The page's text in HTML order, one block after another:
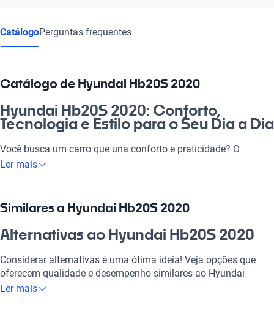
CatálogoPerguntas frequentes
Catálogo de Hyundai Hb20S 2020
Hyundai Hb20S 2020: Conforto,
Tecnologia e Estilo para o Seu Dia a Dia
Você busca um carro que una conforto e praticidade? O
Hyundai Hb20S 2020 é a escolha perfeita para quem deseja
a dia quanto para viagens com a família nos fins de semana.
Com um motor eficiente e segurança de ponta, o Hyundai
Hb20S 2020 é a opção certa para quem valoriza investimentos
inteligentes no setor automotivo.
Por que escolher Hyundai Hb20S
2020?
Ler mais
Similares a Hyundai Hb20S 2020
Alternativas ao Hyundai Hb20S 2020
Considerar alternativas é uma ótima ideia! Veja opções que
oferecem qualidade e desempenho similares ao Hyundai
Hb20S 2020.
Ler mais